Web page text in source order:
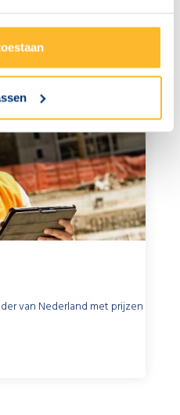
van Nederland met prijzen